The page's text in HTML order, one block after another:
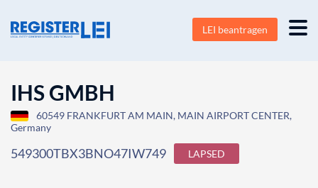
LEI beantragen
IHS GMBH
60549 FRANKFURT AM MAIN, MAIN AIRPORT CENTER,
Germany
549300TBX3BNO47IW749 LAPSED